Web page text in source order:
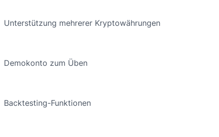
Unterstützung mehrerer Kryptowährungen
Demokonto zum Üben
Backtesting-Funktionen